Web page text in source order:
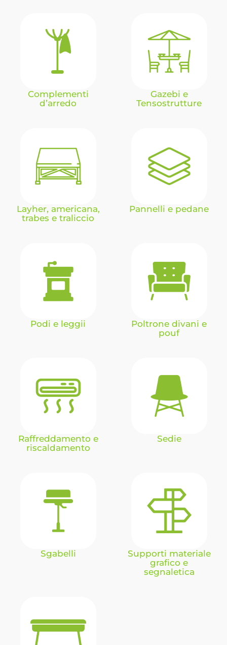
Complementi
d’arredo
Gazebi e
Tensostrutture
Layher, americana,
trabes e traliccio
Pannelli e pedane
Podi e leggii
Poltrone divani e
pouf
Raffreddamento e
riscaldamento
Sedie
Sgabelli
Supporti materiale
grafico e
segnaletica